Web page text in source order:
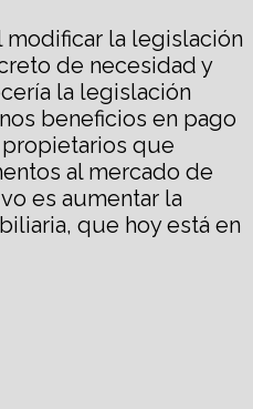
la legislación
de necesidad y
la legislación
beneficios en pago
que
al mercado de
es aumentar la
que hoy está en